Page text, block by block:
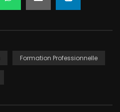
Formation Professionnelle